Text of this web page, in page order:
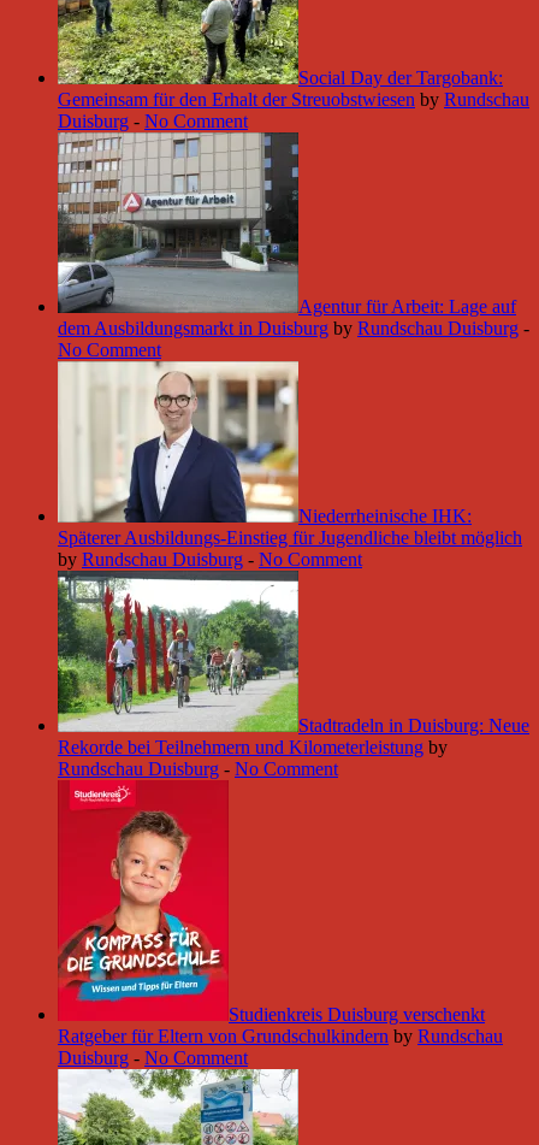
Social Day der Targobank:
Gemeinsam für den Erhalt der Streuobstwiesen by Rundschau
Duisburg - No Comment
Agentur für Arbeit: Lage auf
dem Ausbildungsmarkt in Duisburg by Rundschau Duisburg -
No Comment
Niederrheinische IHK:
Späterer Ausbildungs-Einstieg für Jugendliche bleibt möglich
by Rundschau Duisburg - No Comment
Stadtradeln in Duisburg: Neue
Rekorde bei Teilnehmern und Kilometerleistung by
Rundschau Duisburg - No Comment
Studienkreis Duisburg verschenkt
Ratgeber für Eltern von Grundschulkindern by Rundschau
Duisburg - No Comment